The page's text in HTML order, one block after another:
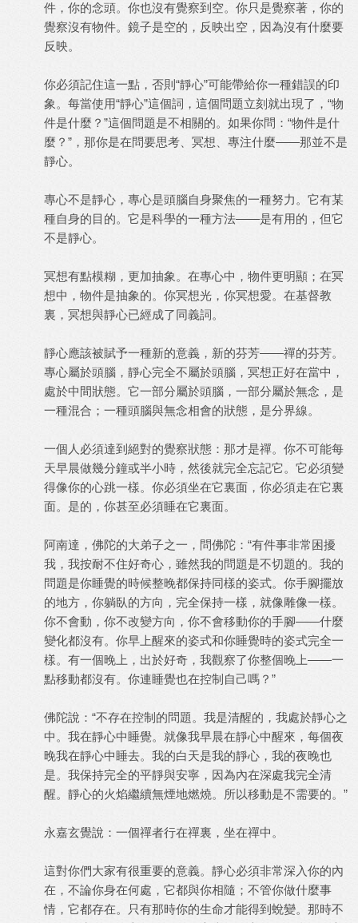
件，你的念頭。你也沒有覺察到空。你只是覺察著，你的
覺察沒有物件。鏡子是空的，反映出空，因為沒有什麼要
反映。
你必須記住這一點，否則“靜心”可能帶給你一種錯誤的印
象。每當使用“靜心”這個詞，這個問題立刻就出現了，“物
件是什麼？”這個問題是不相關的。如果你問：“物件是什
麼？”，那你是在問要思考、冥想、專注什麼——那並不是
靜心。
專心不是靜心，專心是頭腦自身聚焦的一種努力。它有某
種自身的目的。它是科學的一種方法——是有用的，但它
不是靜心。
冥想有點模糊，更加抽象。在專心中，物件更明顯；在冥
想中，物件是抽象的。你冥想光，你冥想愛。在基督教
裏，冥想與靜心已經成了同義詞。
靜心應該被賦予一種新的意義，新的芬芳——禪的芬芳。
專心屬於頭腦，靜心完全不屬於頭腦，冥想正好在當中，
處於中間狀態。它一部分屬於頭腦，一部分屬於無念，是
一種混合；一種頭腦與無念相會的狀態，是分界線。
一個人必須達到絕對的覺察狀態：那才是禪。你不可能每
天早晨做幾分鐘或半小時，然後就完全忘記它。它必須變
得像你的心跳一樣。你必須坐在它裏面，你必須走在它裏
面。是的，你甚至必須睡在它裏面。
阿南達，佛陀的大弟子之一，問佛陀：“有件事非常困擾
我，我按耐不住好奇心，雖然我的問題是不切題的。我的
問題是你睡覺的時候整晚都保持同樣的姿式。你手腳擺放
的地方，你躺臥的方向，完全保持一樣，就像雕像一樣。
你不會動，你不改變方向，你不會移動你的手腳——什麼
變化都沒有。你早上醒來的姿式和你睡覺時的姿式完全一
樣。有一個晚上，出於好奇，我觀察了你整個晚上——一
點移動都沒有。你連睡覺也在控制自己嗎？”
佛陀說：“不存在控制的問題。我是清醒的，我處於靜心之
中。我在靜心中睡覺。就像我早晨在靜心中醒來，每個夜
晚我在靜心中睡去。我的白天是我的靜心，我的夜晚也
是。我保持完全的平靜與安寧，因為內在深處我完全清
醒。靜心的火焰繼續無煙地燃燒。所以移動是不需要的。”
永嘉玄覺說：一個禪者行在禪裏，坐在禪中。
這對你們大家有很重要的意義。靜心必須非常深入你的內
在，不論你身在何處，它都與你相隨；不管你做什麼事
情，它都存在。只有那時你的生命才能得到蛻變。那時不